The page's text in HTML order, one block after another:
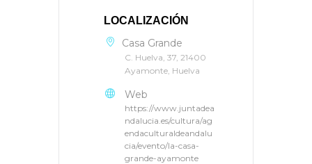
LOCALIZACIÓN
Casa Grande
C. Huelva, 37, 21400
Ayamonte, Huelva
Web
https://www.juntadea
ndalucia.es/cultura/ag
endaculturaldeandalu
cia/evento/la-casa-
grande-ayamonte